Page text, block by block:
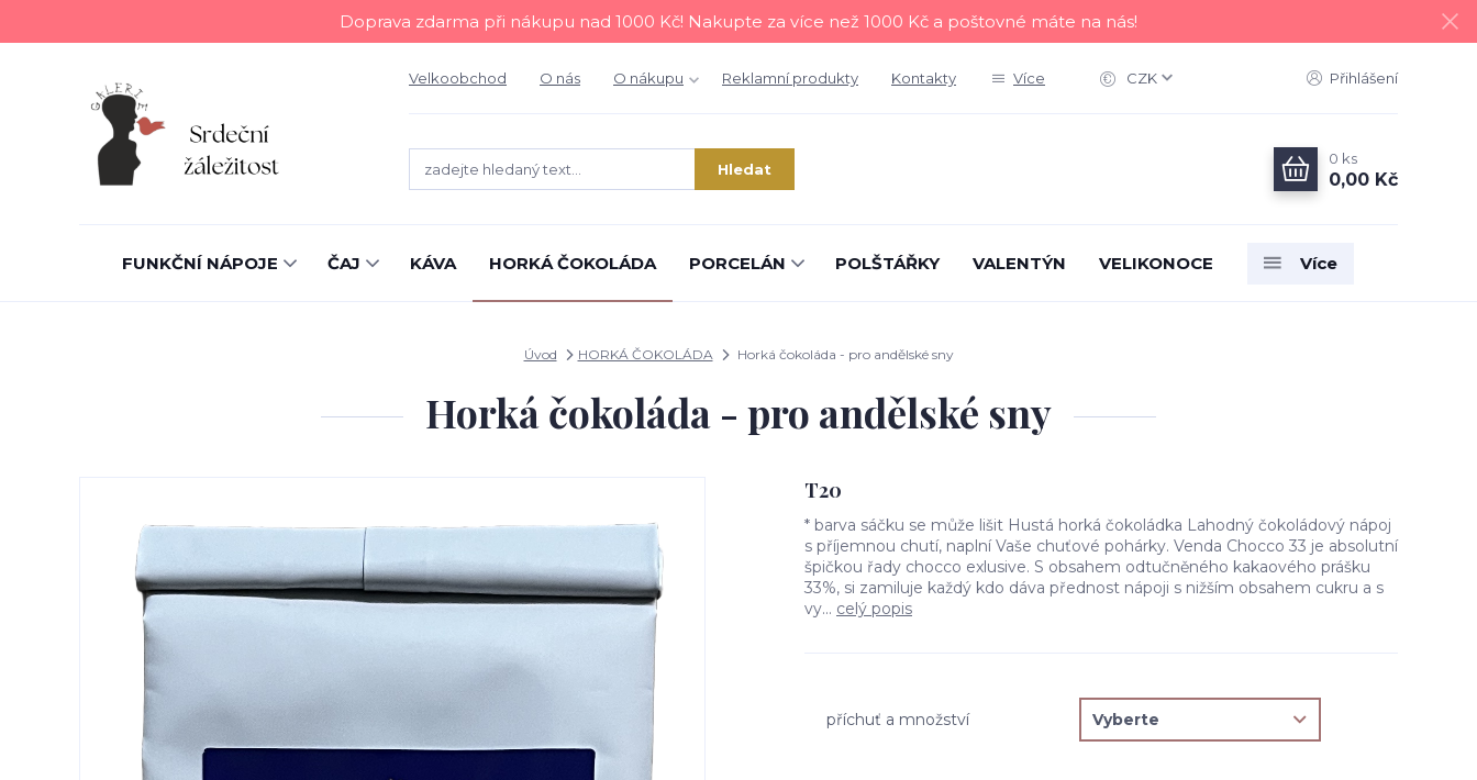
Doprava zdarma při nákupu nad 1000 Kč! Nakupte za více než 1000 Kč a poštovné máte na nás!
Velkoobchod O nás O nákupu Reklamní produkty Kontakty Více CZK Přihlášení
Hledat
0 ks
0,00 Kč
FUNKČNÍ NÁPOJE ČAJ KÁVA HORKÁ ČOKOLÁDA PORCELÁN POLŠTÁŘKY VALENTÝN VELIKONOCE Více
Úvod HORKÁ ČOKOLÁDA Horká čokoláda - pro andělské sny
Horká čokoláda - pro andělské sny
T20
* barva sáčku se může lišit Hustá horká čokoládka Lahodný čokoládový nápoj
s příjemnou chutí, naplní Vaše chuťové pohárky. Venda Chocco 33 je absolutní
špičkou řady chocco exlusive. S obsahem odtučněného kakaového prášku
33%, si zamiluje každý kdo dáva přednost nápoji s nižším obsahem cukru a s
vy... celý popis
příchuť a množství